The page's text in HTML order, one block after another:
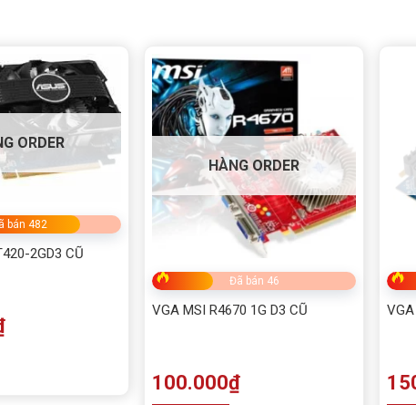
ORDER
bán 482
2GD3 CŨ
HÀNG ORDER
Đã bán 46
VGA MSI R4670 1G D3 CŨ
100.000₫